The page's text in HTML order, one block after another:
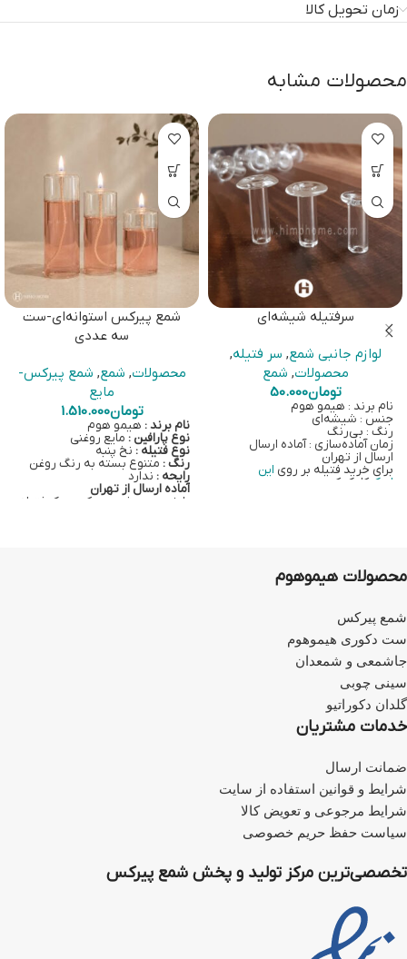
زمان تحویل کالا
محصولات مشابه
سرفتیله شیشه‌ای
لوازم جانبی شمع, سر فتیله,
محصولات, شمع
تومان50.000
نام برند : هیمو هوم
جنس : شیشه‌ای
رنگ : بی‌رنگ
زمان آماده‌سازی : آماده ارسال
ارسال از تهران
برای خرید فتیله بر روی این
لینک کلیک کنید.
شمع پیرکس استوانه‌ای-ست
سه عددی
محصولات, شمع, شمع پیرکس-
مایع
تومان1.510.000
نام برند : هیمو هوم
نوع پارافین : مایع روغنی
نوع فتیله : نخ پنبه
رنگ : متنوع بسته به رنگ روغن
رایحه : ندارد
آماده ارسال از تهران
با خرید هر شمع پیرکس، یک فتیله
محصولات هیموهوم
شمع پیرکس
ست دکوری هیموهوم
جاشمعی و شمعدان
سینی چوبی
گلدان دکوراتیو
خدمات مشتریان
ضمانت ارسال
شرایط و قوانین استفاده از سایت
شرایط مرجوعی و تعویض کالا
سیاست حفظ حریم خصوصی
تخصصی‌ترین مرکز تولید و پخش شمع پیرکس